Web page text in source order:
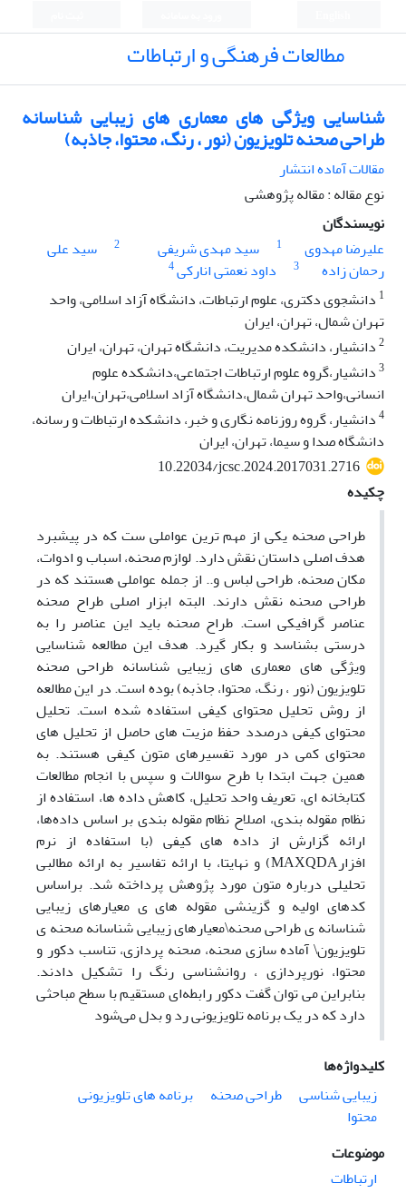
مطالعات فرهنگی و ارتباطات
شناسایی ویژگی های معماری های زیبایی شناسانه
طراحی صحنه تلویزیون (نور ، رنگ، محتوا، جاذبه)
مقالات آماده انتشار
نوع مقاله : مقاله پژوهشی
نویسندگان
علیرضا مهدوی
1 سید مهدی شریفی 2
سید علی
رحمان زاده
3 داود نعمتی انارکی4
1 دانشجوی دکتری، علوم ارتباطات، دانشگاه آزاد اسلامی، واحد
تهران شمال، تهران، ایران
2دانشیار، دانشکده مدیریت، دانشگاه تهران، تهران، ایران
3دانشیار،گروه علوم ارتباطات اجتماعی،دانشکده علوم
انسانی،واحد تهران شمال،دانشگاه آزاد اسلامی،تهران،ایران
4دانشیار، گروه روزنامه نگاری و خبر، دانشکده ارتباطات و رسانه،
دانشگاه صدا و سیما، تهران، ایران
10.22034/jcsc.2024.2017031.2716
چکیده
طراحی صحنه یکی از مهم ترین عواملی ست که در پیشبرد
هدف اصلی داستان نقش دارد. لوازم صحنه، اسباب و ادوات،
مکان صحنه، طراحی لباس و.. از جمله عواملی هستند که در
طراحی صحنه نقش دارند. البته ابزار اصلی طراح صحنه
عناصر گرافیکی است. طراح صحنه باید این عناصر را به
درستی بشناسد و بکار گیرد. هدف این مطالعه شناسایی
ویژگی های معماری های زیبایی شناسانه طراحی صحنه
تلویزیون (نور ، رنگ، محتوا، جاذبه) بوده است. در این مطالعه
از روش تحلیل محتوای کیفی استفاده شده است. تحلیل
محتوای کیفی درصدد حفظ مزیت های حاصل از تحلیل های
محتوای کمی در مورد تفسیرهای متون کیفی هستند. به
همین جهت ابتدا با طرح سوالات و سپس با انجام مطالعات
کتابخانه ای، تعریف واحد تحلیل، کاهش داده ها، استفاده از
نظام مقوله بندی، اصلاح نظام مقوله بندی بر اساس داده‌ها،
ارائه گزارش از داده های کیفی (با استفاده از نرم
افزارMAXQDA) و نهایتا، با ارائه تفاسیر به ارائه مطالبی
تحلیلی درباره متون مورد پژوهش پرداخته شد. براساس
کدهای اولیه و گزینشی مقوله های ی معیارهای زیبایی
شناسانه ی طراحی صحنه\معیارهای زیبایی شناسانه صحنه ی
تلویزیون\ آماده سازی صحنه، صحنه پردازی، تناسب دکور و
محتوا، نورپردازی ، روانشناسی رنگ را تشکیل دادند.
بنابراین می توان گفت دکور رابطه‌ای مستقیم با سطح مباحثی
دارد که در یک برنامه تلویزیونی رد و بدل می‌شود
کلیدواژه‌ها
زیبایی شناسی
طراحی صحنه
برنامه های تلویزیونی
محتوا
موضوعات
ارتباطات